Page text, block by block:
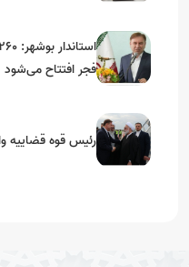
فجر افتتاح می‌شود
رئیس قوه قضاییه